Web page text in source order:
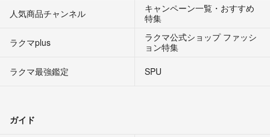
人気商品チャンネル
キャンペーン一覧・おすすめ
特集
ラクマplus
ラクマ公式ショップ ファッシ
ョン特集
ラクマ最強鑑定
SPU
ガイド